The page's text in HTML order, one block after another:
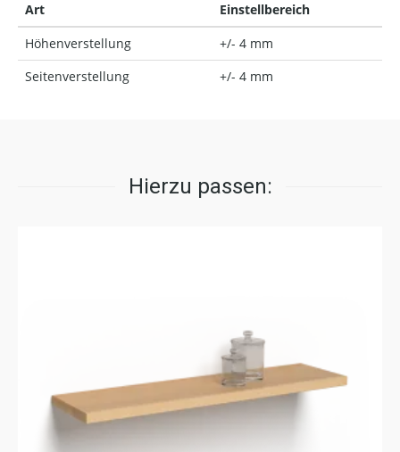
Art
Einstellbereich
Höhenverstellung
+/- 4 mm
Seitenverstellung
+/- 4 mm
Hierzu passen: